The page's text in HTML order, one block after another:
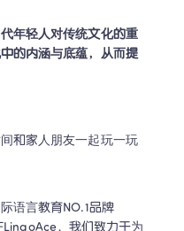
年轻人对传统文化的重
的内涵与底蕴，从而提
和家人朋友一起玩一玩
语言教育NO.1品牌
，我们致力于为